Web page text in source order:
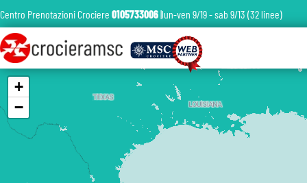
+
−
Centro Prenotazioni Crociere 0105733006|lun-ven 9/19 - sab 9/13 (32 linee)